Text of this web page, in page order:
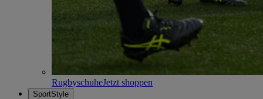
RugbyschuheJetzt shoppen
SportStyle